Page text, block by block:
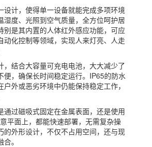
设计，使得单一设备就能完成多项环境
湿度、光照到空气质量，全方位呵护居
别是其内置的人体红外感应功能，可应
动化控制等领域，实现人来灯亮、人走
，结合大容量可充电电池，大大减少了
便，确保长时间稳定运行。IP65的防水
户外或恶劣环境中仍能保持稳定工作，
通过磁吸式固定在金属表面，还是使用
平面上，都能快速部署，无需复杂操
的外形设计，不仅不占用空间，还与现
。